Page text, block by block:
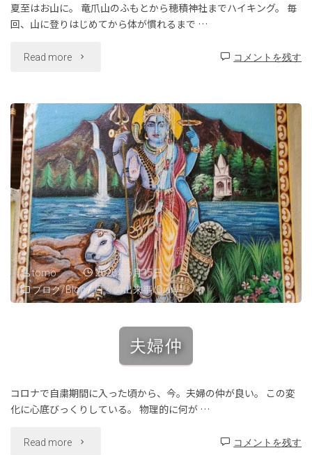
夏至はお山に。 竜爪山のふもとから穂積神社までハイキング。 毎
回、山に登りはじめてから体が慣れるまで …
Read more "夏 コメントを残す
tomo
2020年6月15日
ブログ/Blog/日々の出来事/Diary
夫婦仲
コロナで自粛期間に入った頃から、今。夫婦の仲が良い。 この変
化に心底びっくりしている。 物理的に何が …
Read more "夫 コメントを残す